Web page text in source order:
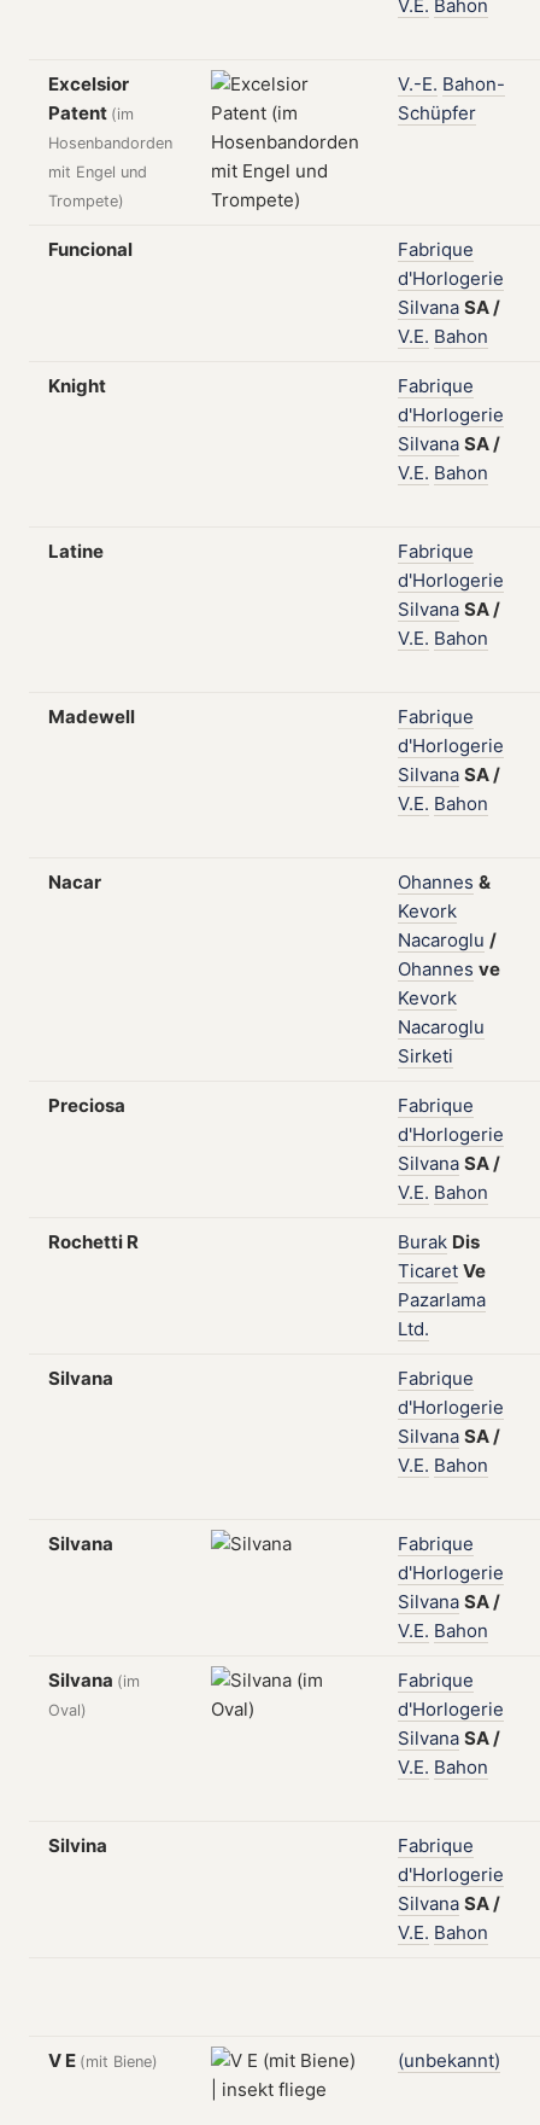
V.E. Bahon
Excelsior
Patent (im
Hosenbandorden
mit Engel und
Trompete)
V.-E. Bahon-
Schüpfer
Funcional
Fabrique
d'Horlogerie
Silvana SA/
V.E. Bahon
Knight
Fabrique
d'Horlogerie
Silvana SA/
V.E. Bahon
Latine
Fabrique
d'Horlogerie
Silvana SA/
V.E. Bahon
Madewell
Fabrique
d'Horlogerie
Silvana SA/
V.E. Bahon
Nacar Ohannes &
Kevork
Nacaroglu /
Ohannes ve
Kevork
Nacaroglu
Sirketi
Preciosa
Fabrique
d'Horlogerie
Silvana SA/
V.E. Bahon
Rochetti R Burak Dis
Ticaret Ve
Pazarlama
Ltd.
Silvana
Fabrique
d'Horlogerie
Silvana SA/
V.E. Bahon
Silvana
Fabrique
d'Horlogerie
Silvana SA/
V.E. Bahon
Silvana (im
Oval)
Fabrique
d'Horlogerie
Silvana SA/
V.E. Bahon
Silvina
Fabrique
d'Horlogerie
Silvana SA/
V.E. Bahon
V E (mit Biene) (unbekannt)